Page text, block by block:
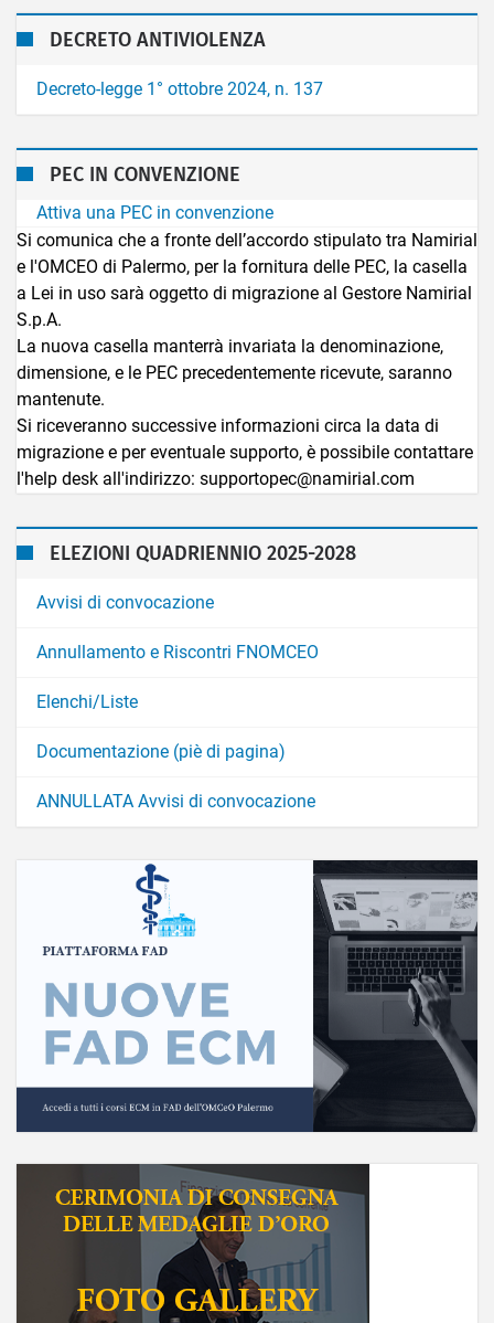
DECRETO ANTIVIOLENZA
Decreto-legge 1° ottobre 2024, n. 137
PEC IN CONVENZIONE
Attiva una PEC in convenzione
Si comunica che a fronte dell’accordo stipulato tra Namirial
e l'OMCEO di Palermo, per la fornitura delle PEC, la casella
a Lei in uso sarà oggetto di migrazione al Gestore Namirial
S.p.A.
La nuova casella manterrà invariata la denominazione,
dimensione, e le PEC precedentemente ricevute, saranno
mantenute.
Si riceveranno successive informazioni circa la data di
migrazione e per eventuale supporto, è possibile contattare
l'help desk all'indirizzo: supportopec@namirial.com
ELEZIONI QUADRIENNIO 2025-2028
Avvisi di convocazione
Annullamento e Riscontri FNOMCEO
Elenchi/Liste
Documentazione (piè di pagina)
ANNULLATA Avvisi di convocazione